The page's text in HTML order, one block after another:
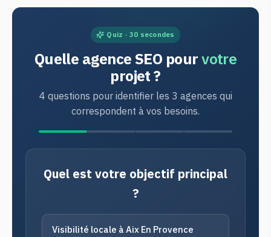
Quiz · 30 secondes
Quelle agence SEO pourvotre
projet ?
4 questions pour identifier les 3 agences qui
correspondent à vos besoins.
Quel est votre objectif principal
?
Visibilité locale à Aix En Provence